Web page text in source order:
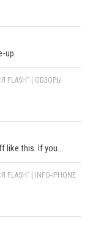
up.
FLASH” | ОБЗОРЫ
like this. If you...
| INFO-IPHONE